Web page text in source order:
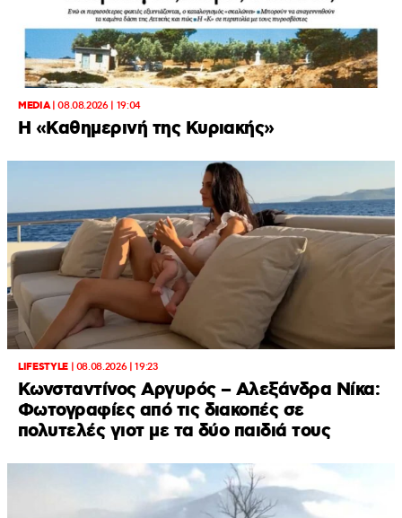
MEDIA|08.08.2026 | 19:04
H «Καθημερινή της Κυριακής»
LIFESTYLE| 08.08.2026 | 19:23
Κωνσταντίνος Αργυρός – Αλεξάνδρα Νίκα:
Φωτογραφίες από τις διακοπές σε
πολυτελές γιοτ με τα δύο παιδιά τους